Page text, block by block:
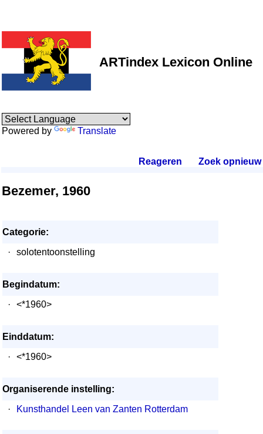
ARTindex Lexicon Online
Powered by Translate
Reageren Zoek opnieuw.
Bezemer, 1960
Categorie:
·
solotentoonstelling
Begindatum:
·
<*1960>
Einddatum:
·
<*1960>
Organiserende instelling:
·
Kunsthandel Leen van Zanten Rotterdam